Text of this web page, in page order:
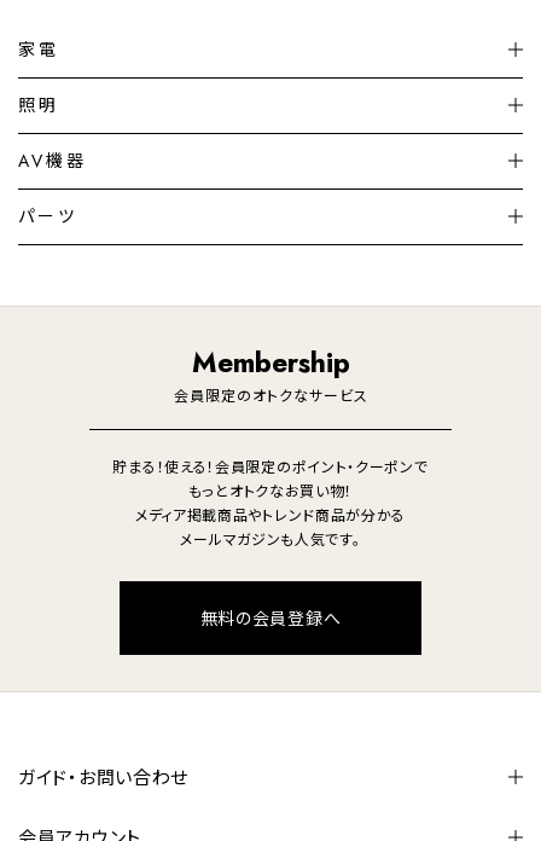
家電
加湿器・空気清浄機
暖房機 掃除機
調理家電 生活家電
照明
シーリングライト
デスクライト
AV機器
テレビ
パーツ
Membership
会員限定のオトクなサービス
貯まる！使える！会員限定のポイント・クーポンで
もっとオトクなお買い物！
メディア掲載商品やトレンド商品が分かる
メールマガジンも人気です。
無料の会員登録へ
ガイド・お問い合わせ